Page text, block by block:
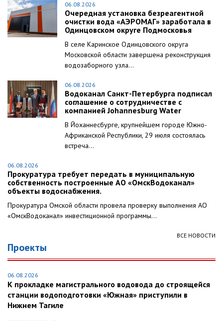
06.08.2026
Очередная установка безреагентной
очистки вода «АЭРОМАГ» заработала в
Одинцовском округе Подмосковья
В селе Каринское Одинцовского округа
Московской области завершена реконструкция
водозаборного узла...
06.08.2026
Водоканал Санкт-Петербурга подписал
соглашение о сотрудничестве с
компанией Johannesburg Water
В Йоханнесбурге, крупнейшем городе Южно-
Африканской Республики, 29 июля состоялась
встреча...
06.08.2026
Прокуратура требует передать в муниципальную
собственность построенные АО «ОмскВодоканал»
объекты водоснабжения.
Прокуратура Омской области провела проверку выполнения АО
«ОмскВодоканал» инвестиционной программы...
ВСЕ НОВОСТИ
Проекты
06.08.2026
К прокладке магистрального водовода до строящейся
станции водоподготовки «Южная» приступили в
Нижнем Тагиле